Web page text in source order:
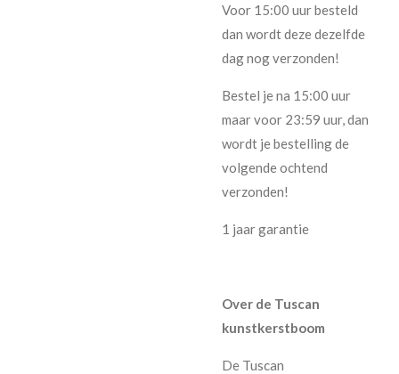
Voor 15:00 uur besteld
dan wordt deze dezelfde
dag nog verzonden!
Bestel je na 15:00 uur
maar voor 23:59 uur, dan
wordt je bestelling de
volgende ochtend
verzonden!
1 jaar garantie
Over de Tuscan
kunstkerstboom
De Tuscan